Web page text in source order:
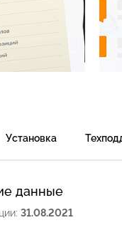
Установка
данные
31.08.2021